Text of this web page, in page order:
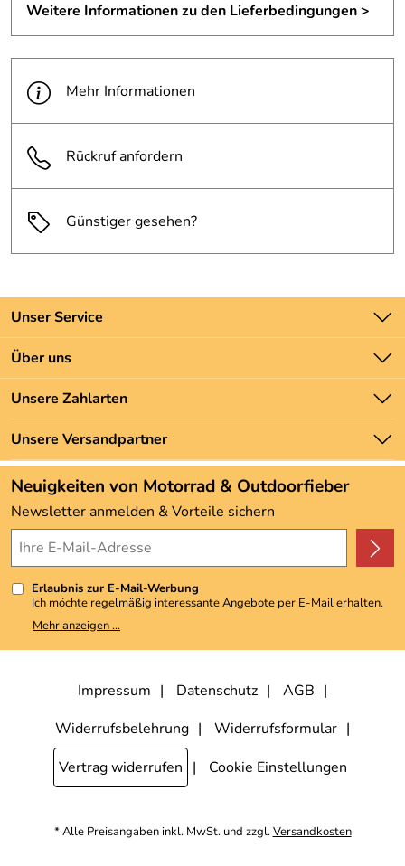
abnehmbarer Windabweiser • effektive Kinn- und
Stirnbelüftung • keine äußeren Visierplatten • äußerst
attraktives Dekor auf matter Helmschale • geprüft nach
silber-weiss
Weitere Informationen zu den Lieferbedingungen >
Mehr Informationen
Rückruf anfordern
Günstiger gesehen?
Unser Service
Kontakt
Batteriegesetz
Newsletter
Zahlung und Versand
Über uns
Unsere Bestseller
Marken
Neu
Angebote
Kundenbewertungen (3.492)
4,9/5*****
Unsere Zahlarten
Unsere Versandpartner
Neuigkeiten von Motorrad & Outdoorfieber
Newsletter anmelden & Vorteile sichern
Erlaubnis zur E-Mail-Werbung
Ich möchte regelmäßig interessante Angebote per E-Mail erhalten.
Meine E-Mail-Adresse wird nicht an andere Unternehmen
weitergegeben. Zu statistischen Zwecken wird in anonymer Form
kann ich jederzeit mit Wirkung für die Zukunft widerrufen, indem ich
den Link "Abmelden" am Ende des Newsletters anklicke. Die
Mehr anzeigen ...
Impressum Datenschutz
AGB
Widerrufsbelehrung
Widerrufsformular
Vertrag widerrufen
Cookie Einstellungen
* Alle Preisangaben inkl. MwSt. und zzgl.Versandkosten